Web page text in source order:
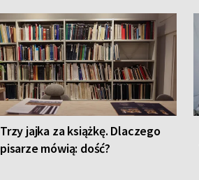
Trzy jajka za książkę. Dlaczego
pisarze mówią: dość?